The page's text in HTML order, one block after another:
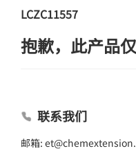
LCZC11557
抱歉，此产品
联系我们
邮箱: